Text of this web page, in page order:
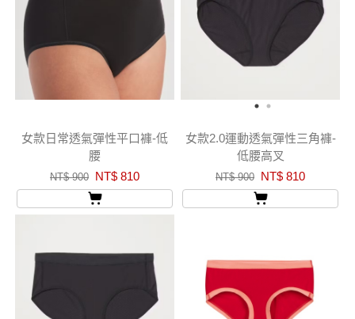
女款日常透氣彈性平口褲-低
腰
NT$ 900 NT$ 810
女款2.0運動透氣彈性三角褲-
低腰高叉
NT$ 900 NT$ 810